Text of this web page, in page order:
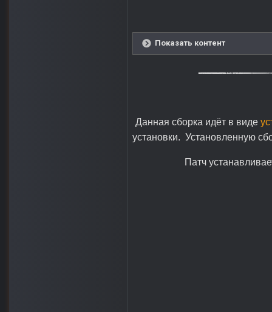
Показать контент
Данная сборка идёт в виде
установки. Установленную
Патч